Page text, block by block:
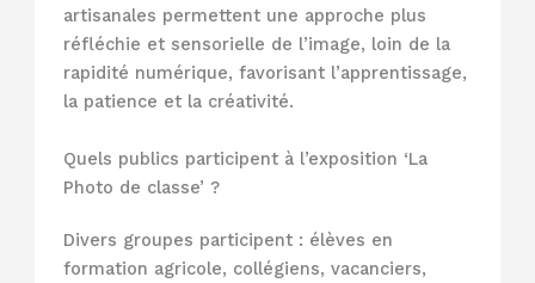
artisanales permettent une approche plus
réfléchie et sensorielle de l’image, loin de la
rapidité numérique, favorisant l’apprentissage,
la patience et la créativité.
Quels publics participent à l’exposition ‘La
Photo de classe’ ?
Divers groupes participent : élèves en
formation agricole, collégiens, vacanciers,